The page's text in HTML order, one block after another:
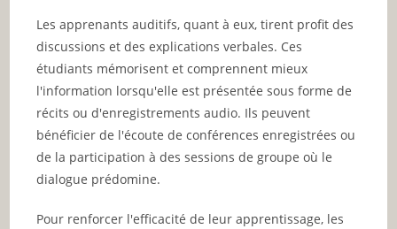
Les apprenants auditifs, quant à eux, tirent profit des
discussions et des explications verbales. Ces
étudiants mémorisent et comprennent mieux
l'information lorsqu'elle est présentée sous forme de
récits ou d'enregistrements audio. Ils peuvent
bénéficier de l'écoute de conférences enregistrées ou
de la participation à des sessions de groupe où le
dialogue prédomine.
Pour renforcer l'efficacité de leur apprentissage, les